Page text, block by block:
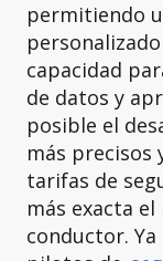
permitiendo
capacidad
de datos y
posible el
más precisos
tarifas de
más exacta
conductor.